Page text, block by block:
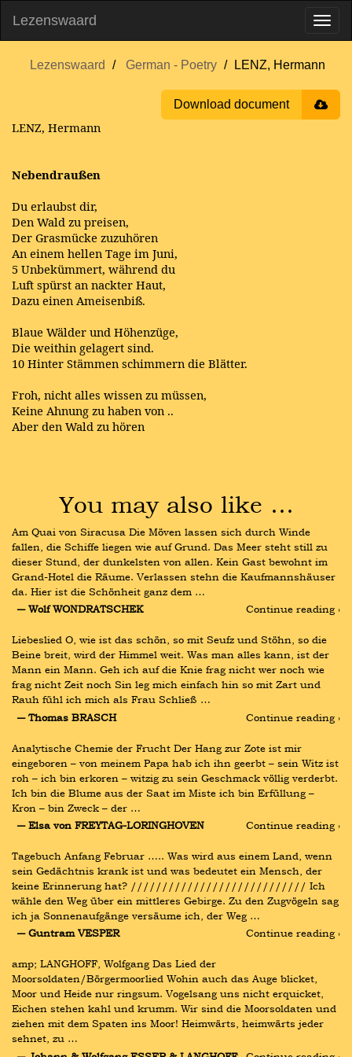
Lezenswaard
Lezenswaard German - Poetry LENZ, Hermann
Download document
LENZ, Hermann
Nebendraußen
Du erlaubst dir,
Den Wald zu preisen,
Der Grasmücke zuzuhören
An einem hellen Tage im Juni,
5 Unbekümmert, während du
Luft spürst an nackter Haut,
Dazu einen Ameisenbiß.
Blaue Wälder und Höhenzüge,
Die weithin gelagert sind.
10 Hinter Stämmen schimmern die Blätter.
Froh, nicht alles wissen zu müssen,
Keine Ahnung zu haben von ..
Aber den Wald zu hören
You may also like …
Am Quai von Siracusa Die Möven lassen sich durch Winde
fallen, die Schiffe liegen wie auf Grund. Das Meer steht still zu
dieser Stund, der dunkelsten von allen. Kein Gast bewohnt im
Grand-Hotel die Räume. Verlassen stehn die Kaufmannshäuser
da. Hier ist die Schönheit ganz dem …
― Wolf WONDRATSCHEK
Continue reading ›
Liebeslied O, wie ist das schön, so mit Seufz und Stöhn, so die
Beine breit, wird der Himmel weit. Was man alles kann, ist der
Mann ein Mann. Geh ich auf die Knie frag nicht wer noch wie
frag nicht Zeit noch Sin leg mich einfach hin so mit Zart und
Rauh fühl ich mich als Frau Schließ …
― Thomas BRASCH
Continue reading ›
Analytische Chemie der Frucht Der Hang zur Zote ist mir
eingeboren – von meinem Papa hab ich ihn geerbt – sein Witz ist
roh – ich bin erkoren – witzig zu sein Geschmack völlig verderbt.
Ich bin die Blume aus der Saat im Miste ich bin Erfüllung –
Kron – bin Zweck – der …
― Elsa von FREYTAG-LORINGHOVEN
Continue reading ›
Tagebuch Anfang Februar ….. Was wird aus einem Land, wenn
sein Gedächtnis krank ist und was bedeutet ein Mensch, der
keine Erinnerung hat? //////////////////////////// Ich
wähle den Weg über ein mittleres Gebirge. Zu den Zugvögeln sag
ich ja Sonnenaufgänge versäume ich, der Weg …
― Guntram VESPER
Continue reading ›
amp; LANGHOFF, Wolfgang Das Lied der
Moorsoldaten/Börgermoorlied Wohin auch das Auge blicket,
Moor und Heide nur ringsum. Vogelsang uns nicht erquicket,
Eichen stehen kahl und krumm. Wir sind die Moorsoldaten und
ziehen mit dem Spaten ins Moor! Heimwärts, heimwärts jeder
sehnet, zu …